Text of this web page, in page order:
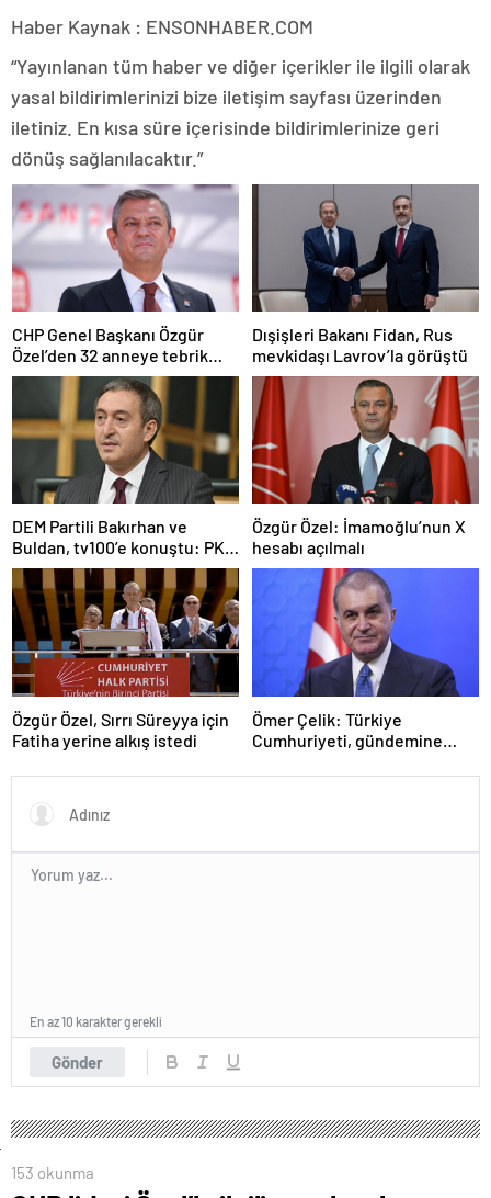
Haber Kaynak : ENSONHABER.COM
“Yayınlanan tüm haber ve diğer içerikler ile ilgili olarak
yasal bildirimlerinizi bize iletişim sayfası üzerinden
iletiniz. En kısa süre içerisinde bildirimlerinize geri
dönüş sağlanılacaktır.”
CHP Genel Başkanı Özgür
Özel’den 32 anneye tebrik
telefonu
Dışişleri Bakanı Fidan, Rus
mevkidaşı Lavrov’la görüştü
DEM Partili Bakırhan ve
Buldan, tv100’e konuştu: PKK
ne zaman kendini feshedecek
Özgür Özel: İmamoğlu’nun X
hesabı açılmalı
Özgür Özel, Sırrı Süreyya için
Fatiha yerine alkış istedi
Ömer Çelik: Türkiye
Cumhuriyeti, gündemine
Gönder
En az 10 karakter gerekli
153 okunma